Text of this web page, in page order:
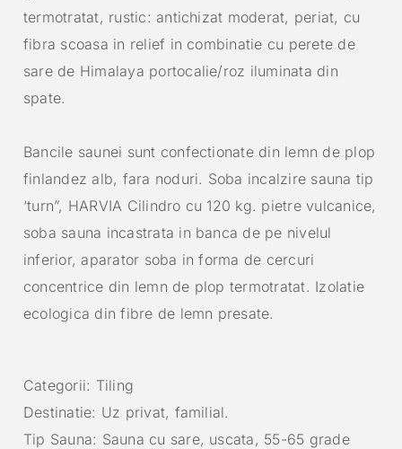
termotratat, rustic: antichizat moderat, periat, cu
fibra scoasa in relief in combinatie cu perete de
sare de Himalaya portocalie/roz iluminata din
spate.
Bancile saunei sunt confectionate din lemn de plop
finlandez alb, fara noduri. Soba incalzire sauna tip
‘turn”, HARVIA Cilindro cu 120 kg. pietre vulcanice,
soba sauna incastrata in banca de pe nivelul
inferior, aparator soba in forma de cercuri
concentrice din lemn de plop termotratat. Izolatie
ecologica din fibre de lemn presate.
Categorii: Tiling
Destinatie: Uz privat, familial.
Tip Sauna: Sauna cu sare, uscata, 55-65 grade